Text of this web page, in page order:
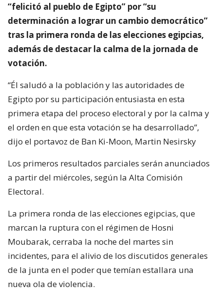
“felicitó al pueblo de Egipto” por “su
determinación a lograr un cambio democrático”
tras la primera ronda de las elecciones egipcias,
además de destacar la calma de la jornada de
votación.
“Él saludó a la población y las autoridades de
Egipto por su participación entusiasta en esta
primera etapa del proceso electoral y por la calma y
el orden en que esta votación se ha desarrollado”,
dijo el portavoz de Ban Ki-Moon, Martin Nesirsky
Los primeros resultados parciales serán anunciados
a partir del miércoles, según la Alta Comisión
Electoral.
La primera ronda de las elecciones egipcias, que
marcan la ruptura con el régimen de Hosni
Moubarak, cerraba la noche del martes sin
incidentes, para el alivio de los discutidos generales
de la junta en el poder que temían estallara una
nueva ola de violencia.